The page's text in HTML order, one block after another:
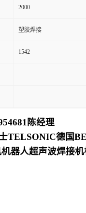
2000
塑胶焊接
1542
陈经理
TELSONIC德国
机器人超声波焊接机